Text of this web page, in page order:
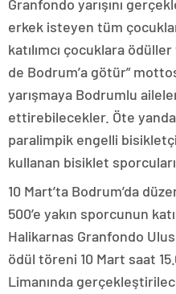
Granfondo yarışını
erkek isteyen tüm
katılımcı çocuklara
de Bodrum’a götür”
yarışmaya Bodrumlu
ettirebilecekler. Öte
paralimpik engelli
kullanan bisiklet
10 Mart’ta Bodrum’da
500’e yakın sporcunun
Halikarnas Granfondo
ödül töreni 10 Mart saat
Limanında